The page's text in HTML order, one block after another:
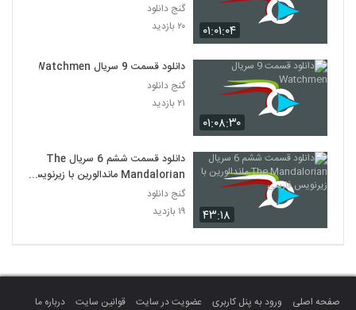
۰۱:۰۱:۰۴
گنج دانلود
۲۰ بازدید
۰۱:۰۸:۳۰
دانلود قسمت 9 سریال Watchmen
گنج دانلود
۲۱ بازدید
۴۳:۱۸
دانلود قسمت ششم 6 سریال The
Mandalorian ماندالورین با زیرنویس
فارسی
گنج دانلود
۱۹ بازدید
صفحه اصلی ورود به پنل کاربری عضویت در سایت قوانین سایت درباره ما